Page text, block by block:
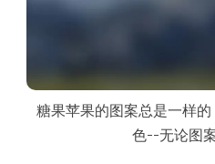
糖果苹果的图案总是一样
色--无论图